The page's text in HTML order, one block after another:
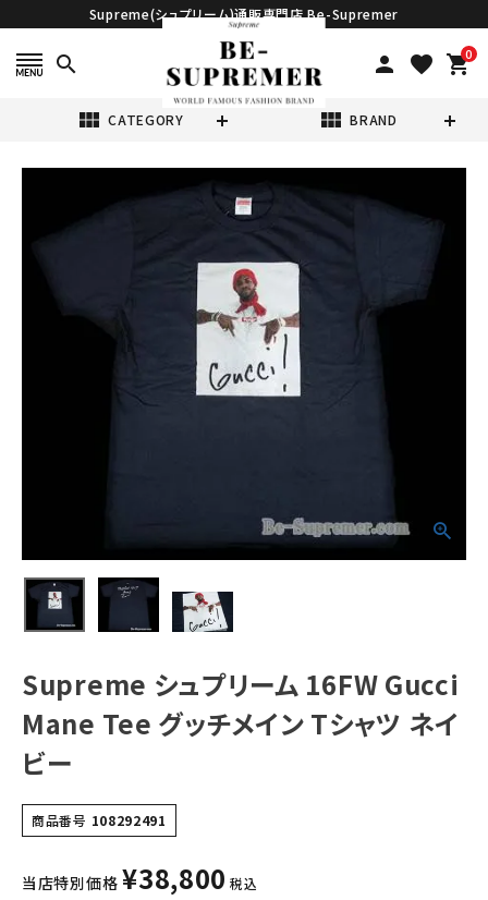
Supreme(シュプリーム)通販専門店 Be-Supremer
search person favorite 0
shopping_cart
view_module CATEGORY view_module BRAND
CATEGORY
Tシャツ・ロングスリーブ
ジャケット・アウター
ニット帽・ビーニー
バックパック・リュック
その他バッグ類
Supreme シュプリーム 16FW Gucci
Mane Tee グッチメイン Tシャツ ネイ
ビー
商品番号 108292491
当店特別価格 ¥38,800 税込